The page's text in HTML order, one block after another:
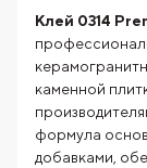
Клей 0314
каменной
формула
добавками,